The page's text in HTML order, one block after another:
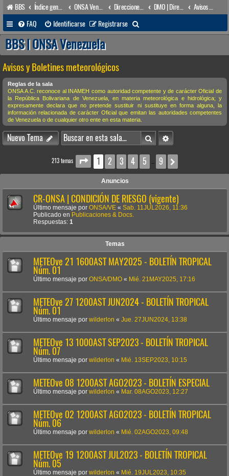
BBS Índice general ONSA Venezuela (acceso público) Direcciones Administrativas DMO | Dirección de Meteorología & Oceanografía
FAQ
Identificarse Registrarse
u
a
r
BBS | ONSA Venezuela
Avisos y Boletines meteorológicos
Reglas de la sala
ONSA A.C. reconoce al INAMEH como autoridad competente y de carácter Oficial de
la República Bolivariana de Venezuela, en materia meteorológica e hidrológica; y
expresamente declara que no pretende sustituir ni sustituye en forma alguna, la
información relacionada de carácter Oficial que emitan las autoridades competentes
de Venezuela o de cualquier otro ente en esta materia.
Nuevo Tema BuscarBúsqueda avanzada
213 temas Página1 de
1 2 3 4 5 … 9
Anuncios
CR-ONSA | CONDICIÓN DE RIESGO (vigente)
Último mensaje por ONSA/VE « Sab. 11JUL2026, 11:36
Publicado en Publicaciones & Docs.
Respuestas: 1
Temas
METEOve 21 1600AST MAY2025 - BOLETÍN TROPICAL
Núm. 01
Último mensaje por ONSA/DMO « Mié. 21MAY2025, 17:16
METEOve 27 1200AST JUN2024 - BOLETÍN TROPICAL
Núm. 01
Último mensaje por wilderlon « Jue. 27JUN2024, 13:38
METEOve 13 1000AST SEP2023 - BOLETÍN TROPICAL
Núm. 07
Último mensaje por wilderlon « Mié. 13SEP2023, 10:15
METEOve 08 1200AST AGO2023 - BOLETÍN ESPECIAL
Último mensaje por wilderlon « Mar. 08AGO2023, 12:27
METEOve 02 1200AST AGO2023 - BOLETÍN TROPICAL
Núm. 06
Último mensaje por wilderlon « Mié. 02AGO2023, 09:48
METEOve 19 1200AST JUL2023 - BOLETÍN TROPICAL
Núm. 05
Último mensaje por wilderlon « Mié. 19JUL2023, 10:35